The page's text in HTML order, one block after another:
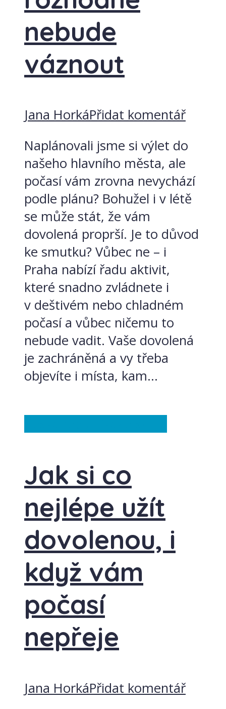
nebude
váznout
Jana HorkáPřidat komentář
Naplánovali jsme si výlet do
našeho hlavního města, ale
počasí vám zrovna nevychází
podle plánu? Bohužel i v létě
se může stát, že vám
dovolená proprší. Je to důvod
ke smutku? Vůbec ne – i
Praha nabízí řadu aktivit,
které snadno zvládnete i
v deštivém nebo chladném
počasí a vůbec ničemu to
nebude vadit. Vaše dovolená
je zachráněná a vy třeba
objevíte i místa, kam...
Jak si co
nejlépe užít
dovolenou, i
když vám
počasí
nepřeje
Jana HorkáPřidat komentář